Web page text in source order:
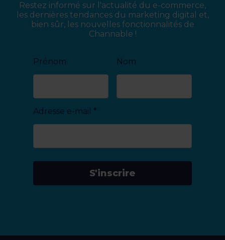
Restez informé sur l'actualité du e-commerce,
les dernières tendances du marketing digital et,
bien sûr, les nouvelles fonctionnalités de
Channable !
Prénom Nom
Adresse e-mail *
S'inscrire